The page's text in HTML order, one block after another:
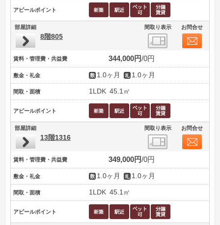
アピールポイント
部屋詳細 間取り表示 お問合せ
8階805
賃料・管理費・共益費 344,000円 0円
敷金・礼金 1.0ヶ月 1.0ヶ月
間取・面積 1LDK 45.1㎡
アピールポイント
部屋詳細 間取り表示 お問合せ
13階1316
賃料・管理費・共益費 349,000円 0円
敷金・礼金 1.0ヶ月 1.0ヶ月
間取・面積 1LDK 45.1㎡
アピールポイント